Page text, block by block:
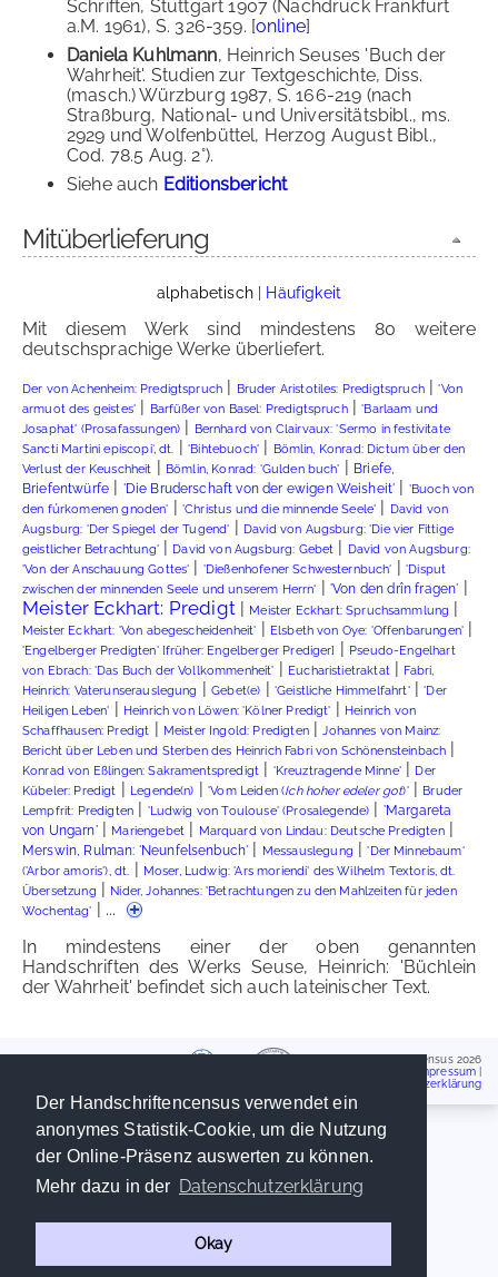
Der Handschriftencensus verwendet ein
anonymes Statistik-Cookie, um die Nutzung
der Online-Präsenz auswerten zu können.
Mehr dazu in der Datenschutzerklärung
Okay
Schriften, Stuttgart 1907 (Nachdruck Frankfurt
a.M. 1961), S. 326-359. [online]
Daniela Kuhlmann, Heinrich Seuses 'Buch der
Wahrheit'. Studien zur Textgeschichte, Diss.
(masch.) Würzburg 1987, S. 166-219 (nach
Straßburg, National- und Universitätsbibl., ms.
2929 und Wolfenbüttel, Herzog August Bibl.,
Cod. 78.5 Aug. 2°).
Siehe auch Editionsbericht
Mitüberlieferung
alphabetisch| Häufigkeit
Mit diesem Werk sind mindestens 80 weitere
deutschsprachige Werke überliefert.
Der von Achenheim: Predigtspruch | Bruder Aristotiles: Predigtspruch|'Von
armuot des geistes' | Barfüßer von Basel: Predigtspruch|'Barlaam und
Josaphat' (Prosafassungen) | Bernhard von Clairvaux: 'Sermo in festivitate
Sancti Martini episcopi', dt. |'Bihtebuoch' | Bömlin, Konrad: Dictum über den
Verlust der Keuschheit | Bömlin, Konrad: 'Gulden buch' | Briefe,
Briefentwürfe | 'Die Bruderschaft von der ewigen Weisheit' | 'Buoch von
den fúrkomenen gnoden' |'Christus und die minnende Seele' | David von
Augsburg: 'Der Spiegel der Tugend' | David von Augsburg: 'Die vier Fittige
geistlicher Betrachtung'| David von Augsburg: Gebet | David von Augsburg:
'Von der Anschauung Gottes' | 'Dießenhofener Schwesternbuch' |'Disput
zwischen der minnenden Seele und unserem Herrn' |'Von den drîn fragen' |
Meister Eckhart: Predigt| Meister Eckhart: Spruchsammlung |
Meister Eckhart: 'Von abegescheidenheit' | Elsbeth von Oye: 'Offenbarungen' |
'Engelberger Predigten' [früher: Engelberger Prediger] | Pseudo-Engelhart
von Ebrach: 'Das Buch der Vollkommenheit' | Eucharistietraktat| Fabri,
Heinrich: Vaterunserauslegung |Gebet(e) | 'Geistliche Himmelfahrt'|'Der
Heiligen Leben' | Heinrich von Löwen: 'Kölner Predigt' | Heinrich von
Schaffhausen: Predigt | Meister Ingold: Predigten|Johannes von Mainz:
Bericht über Leben und Sterben des Heinrich Fabri von Schönensteinbach |
Konrad von Eßlingen: Sakramentspredigt | 'Kreuztragende Minne'| Der
Kübeler: Predigt | Legende(n) |'Vom Leiden (Ich hoher edeler got)'| Bruder
Lempfrit: Predigten | 'Ludwig von Toulouse' (Prosalegende) | 'Margareta
von Ungarn'| Mariengebet | Marquard von Lindau: Deutsche Predigten|
Merswin, Rulman: 'Neunfelsenbuch' | Messauslegung |'Der Minnebaum'
('Arbor amoris'), dt. | Moser, Ludwig: 'Ars moriendi' des Wilhelm Textoris, dt.
Übersetzung | Nider, Johannes: 'Betrachtungen zu den Mahlzeiten für jeden
Wochentag' | ...
In mindestens einer der oben genannten
Handschriften des Werks Seuse, Heinrich: 'Büchlein
der Wahrheit' befindet sich auch lateinischer Text.
Handschriftencensus 2026
Impressum
Datenschutzerklärung